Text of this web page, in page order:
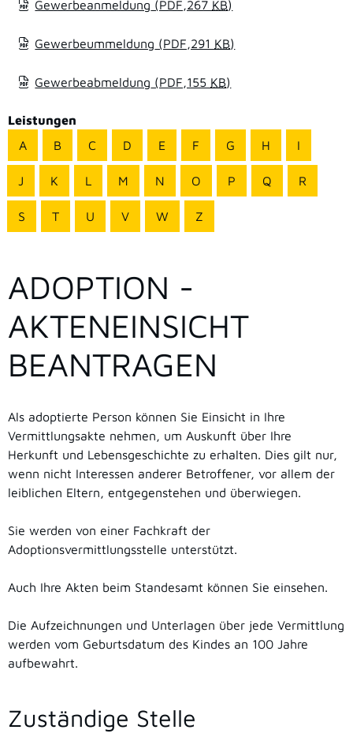
Gewerbeanmeldung (PDF,267 KB)
Gewerbeummeldung (PDF,291 KB)
Gewerbeabmeldung (PDF,155 KB)
Leistungen
A
B C D E F G H I
J K L M N O P Q R
S T U V W Z
ADOPTION -
AKTENEINSICHT
BEANTRAGEN
Als adoptierte Person können Sie Einsicht in Ihre
Vermittlungsakte nehmen, um Auskunft über Ihre
Herkunft und Lebensgeschichte zu erhalten. Dies gilt nur,
wenn nicht Interessen anderer Betroffener, vor allem der
leiblichen Eltern, entgegenstehen und überwiegen.
Sie werden von einer Fachkraft der
Adoptionsvermittlungsstelle unterstützt.
Auch Ihre Akten beim Standesamt können Sie einsehen.
Die Aufzeichnungen und Unterlagen über jede Vermittlung
werden vom Geburtsdatum des Kindes an 100 Jahre
aufbewahrt.
Zuständige Stelle